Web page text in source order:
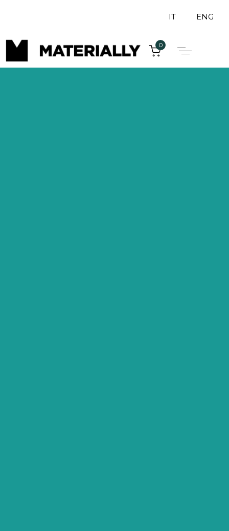
IT ENG
0